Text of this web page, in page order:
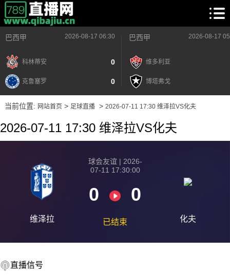
巴西甲 2026-08-17 06:30
科林蒂安 0
克鲁塞罗 0
巴西甲 2026-08-17
维多利亚
博塔弗戈
当前位置: 网站首页> 足球直播> 2026-07-11 17:30 维泽拉VS化夫
2026-07-11 17:30 维泽拉VS化夫
维泽拉
球会友谊 | 2026-
07-11 17:30:00
0 0
已结束 化夫
直播信号